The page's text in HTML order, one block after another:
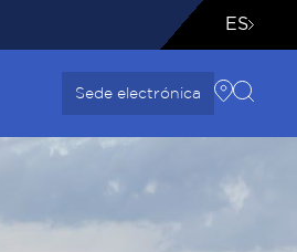
ES
Sede electrónica